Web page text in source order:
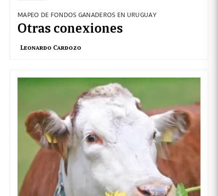
MAPEO DE FONDOS GANADEROS EN URUGUAY
Otras conexiones
Leonardo Cardozo